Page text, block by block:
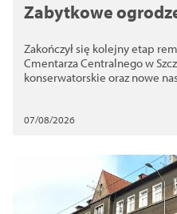
Zabytkowe
Zakończył się kolejny etap
Cmentarza Centralnego w
konserwatorskie oraz nowe
07/08/2026